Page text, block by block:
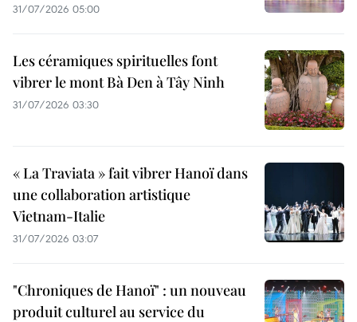
31/07/2026 05:00
Les céramiques spirituelles font
vibrer le mont Bà Den à Tây Ninh
31/07/2026 03:30
« La Traviata » fait vibrer Hanoï dans
une collaboration artistique
Vietnam-Italie
31/07/2026 03:07
"Chroniques de Hanoï" : un nouveau
produit culturel au service du